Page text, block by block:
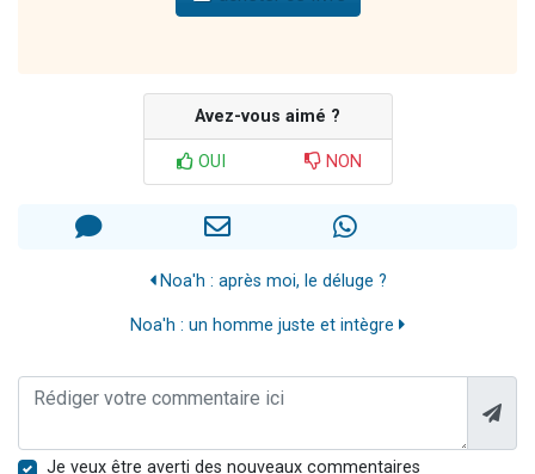
Avez-vous aimé ?
OUI NON
Noa'h : après moi, le déluge ?
Noa'h : un homme juste et intègre
Je veux être averti des nouveaux commentaires